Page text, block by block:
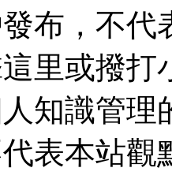
布，不
里或撥
知識管理
表本站